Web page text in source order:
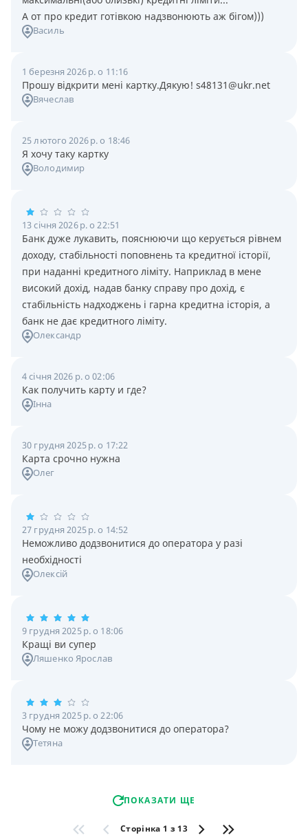
А от про кредит готівкою надзвонюють аж бігом)))
Василь
1 березня 2026 р. о 11:16
Прошу відкрити мені картку.Дякую! s48131@ukr.net
Вячеслав
25 лютого 2026 р. о 18:46
Я хочу таку картку
Володимир
13 січня 2026 р. о 22:51
Банк дуже лукавить, пояснюючи що керується рівнем
доходу, стабільності поповнень та кредитної історії,
при наданні кредитного ліміту. Наприклад в мене
високий дохід, надав банку справу про дохід, є
стабільність надходжень і гарна кредитна історія, а
банк не дає кредитного ліміту.
Олександр
4 січня 2026 р. о 02:06
Как получить карту и где?
Інна
30 грудня 2025 р. о 17:22
Карта срочно нужна
Олег
27 грудня 2025 р. о 14:52
Неможливо додзвонитися до оператора у разі
необхідності
Олексій
9 грудня 2025 р. о 18:06
Кращі ви супер
Ляшенко Ярослав
3 грудня 2025 р. о 22:06
Чому не можу додзвонитися до оператора?
Тетяна
ПОКАЗАТИ ЩЕ
Сторінка 1 з 13